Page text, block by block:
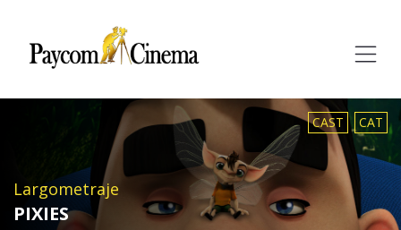
CAST CAT
Largometraje
PIXIES